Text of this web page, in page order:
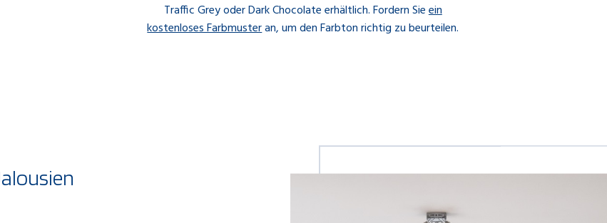
Traffic Grey oder Dark Chocolate erhältlich. Fordern Sieein
kostenloses Farbmusteran, um den Farbton richtig zu beurteilen.